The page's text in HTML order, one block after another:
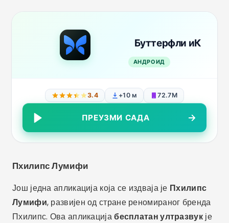
Буттерфли иК
АНДРОИД
3.4 +10 м 72.7М
ПРЕУЗМИ САДА
Пхилипс Лумифи
Још једна апликација која се издваја је Пхилипс
Лумифи, развијен од стране реномираног бренда
Пхилипс. Ова апликацијабесплатан ултразвукје